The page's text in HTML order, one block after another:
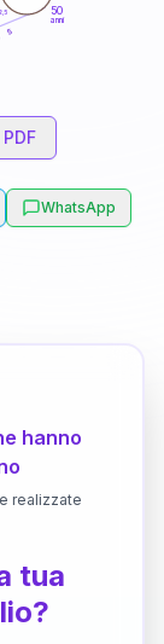
50
anni
5
WhatsApp
hanno
realizzate
tua